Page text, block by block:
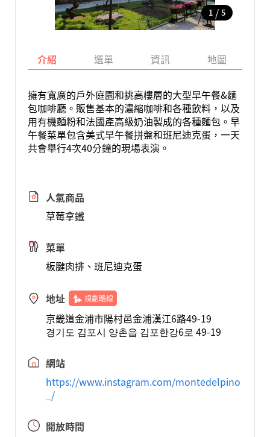
1 / 5
介紹 選單 資訊 地圖
擁有寬廣的戶外庭園和挑高樓層的大型早午餐&麵
包咖啡廳。販售基本的濃縮咖啡和各種飲料，以及
用有機麵粉和法國產高級奶油製成的各種麵包。早
午餐菜單包含美式早午餐拼盤和班尼迪克蛋，一天
共會舉行4次40分鐘的現場表演。
人氣商品
草莓拿鐵
菜單
板腱肉排、班尼迪克蛋
地址 規劃路線
京畿道金浦市陽村邑金浦漢江6路49-19
경기도 김포시 양촌읍 김포한강6로 49-19
網站
https://www.instagram.com/montedelpino
_/
開放時間